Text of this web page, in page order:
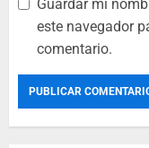
Guardar mi
este navegador
comentario.